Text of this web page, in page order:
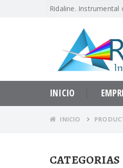
Ridaline.
INICIO
INICIO
CATEGORIAS